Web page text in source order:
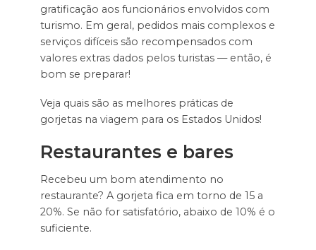
gratificação aos funcionários envolvidos com
turismo. Em geral, pedidos mais complexos e
serviços difíceis são recompensados com
valores extras dados pelos turistas — então, é
bom se preparar!
Veja quais são as melhores práticas de
gorjetas na viagem para os Estados Unidos!
Restaurantes e bares
Recebeu um bom atendimento no
restaurante? A gorjeta fica em torno de 15 a
20%. Se não for satisfatório, abaixo de 10% é o
suficiente.